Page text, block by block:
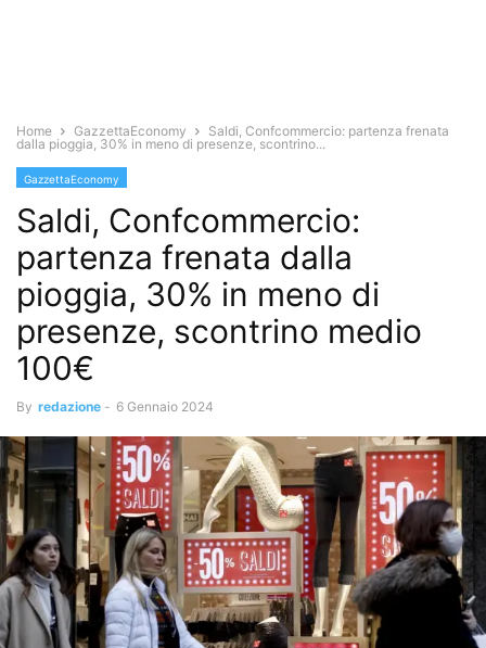
Home GazzettaEconomy
Saldi, Confcommercio: partenza frenata
dalla pioggia, 30% in meno di presenze, scontrino...
GazzettaEconomy
Saldi, Confcommercio:
partenza frenata dalla
pioggia, 30% in meno di
presenze, scontrino medio
100€
By redazione - 6 Gennaio 2024